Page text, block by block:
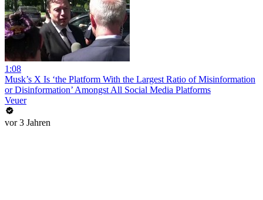
1:08
Musk’s X Is ‘the Platform With the Largest Ratio of Misinformation
or Disinformation’ Amongst All Social Media Platforms
Veuer
vor 3 Jahren